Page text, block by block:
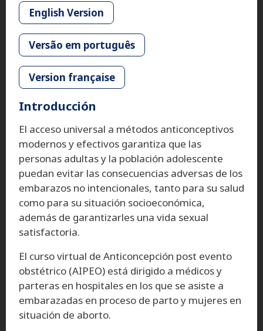
English Version
Versão em português
Version française
Introducción
El acceso universal a métodos anticonceptivos
modernos y efectivos garantiza que las
personas adultas y la población adolescente
puedan evitar las consecuencias adversas de los
embarazos no intencionales, tanto para su salud
como para su situación socioeconómica,
además de garantizarles una vida sexual
satisfactoria.
El curso virtual de Anticoncepción post evento
obstétrico (AIPEO) está dirigido a médicos y
parteras en hospitales en los que se asiste a
embarazadas en proceso de parto y mujeres en
situación de aborto.